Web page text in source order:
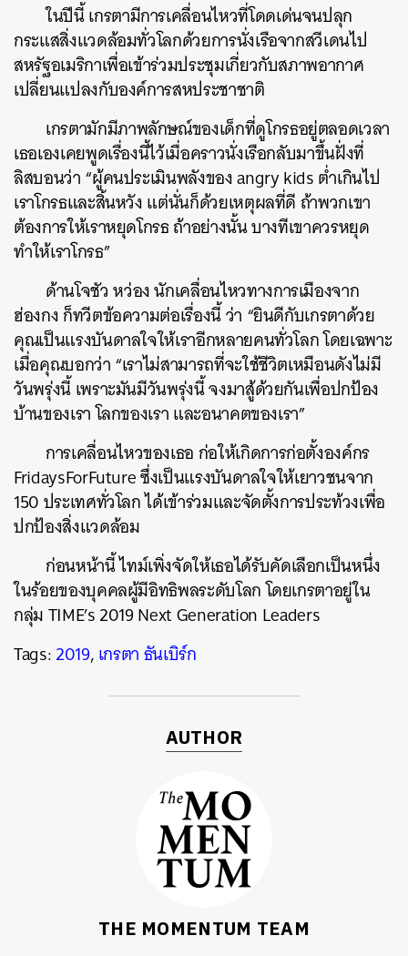
ในปีนี้ เกรตามีการเคลื่อนไหวที่โดดเด่นจนปลุก
กระแสสิ่งแวดล้อมทั่วโลกด้วยการนั่งเรือจากสวีเดนไป
สหรัฐอเมริกาเพื่อเข้าร่วมประชุมเกี่ยวกับสภาพอากาศ
เปลี่ยนแปลงกับองค์การสหประชาชาติ
เกรตามักมีภาพลักษณ์ของเด็กที่ดูโกรธอยู่ตลอดเวลา
เธอเองเคยพูดเรื่องนี้ไว้เมื่อคราวนั่งเรือกลับมาขึ้นฝั่งที่
ลิสบอนว่า “ผู้คนประเมินพลังของ angry kids ต่ำเกินไป
เราโกรธและสิ้นหวัง แต่นั่นก็ด้วยเหตุผลที่ดี ถ้าพวกเขา
ต้องการให้เราหยุดโกรธ ถ้าอย่างนั้น บางทีเขาควรหยุด
ทำให้เราโกรธ”
ด้านโจชัว หว่อง นักเคลื่อนไหวทางการเมืองจาก
ฮ่องกง ก็ทวีตข้อความต่อเรื่องนี้ ว่า “ยินดีกับเกรตาด้วย
คุณเป็นแรงบันดาลใจให้เราอีกหลายคนทั่วโลก โดยเฉพาะ
เมื่อคุณบอกว่า “เราไม่สามารถที่จะใช้ชีวิตเหมือนดังไม่มี
วันพรุ่งนี้ เพราะมันมีวันพรุ่งนี้ จงมาสู้ด้วยกันเพื่อปกป้อง
บ้านของเรา โลกของเรา และอนาคตของเรา”
การเคลื่อนไหวของเธอ ก่อให้เกิดการก่อตั้งองค์กร
FridaysForFuture ซึ่งเป็นแรงบันดาลใจให้เยาวชนจาก
150 ประเทศทั่วโลก ได้เข้าร่วมและจัดตั้งการประท้วงเพื่อ
ปกป้องสิ่งแวดล้อม
ก่อนหน้านี้ ไทม์เพิ่งจัดให้เธอได้รับคัดเลือกเป็นหนึ่ง
ในร้อยของบุคคลผู้มีอิทธิพลระดับโลก โดยเกรตาอยู่ใน
กลุ่ม TIME’s 2019 Next Generation Leaders
Tags:2019,เกรตา ธันเบิร์ก
AUTHOR
THE MOMENTUM TEAM
ค้นหา
SHARE TWEET LINE EMAIL